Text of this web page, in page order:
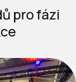
pro fázi